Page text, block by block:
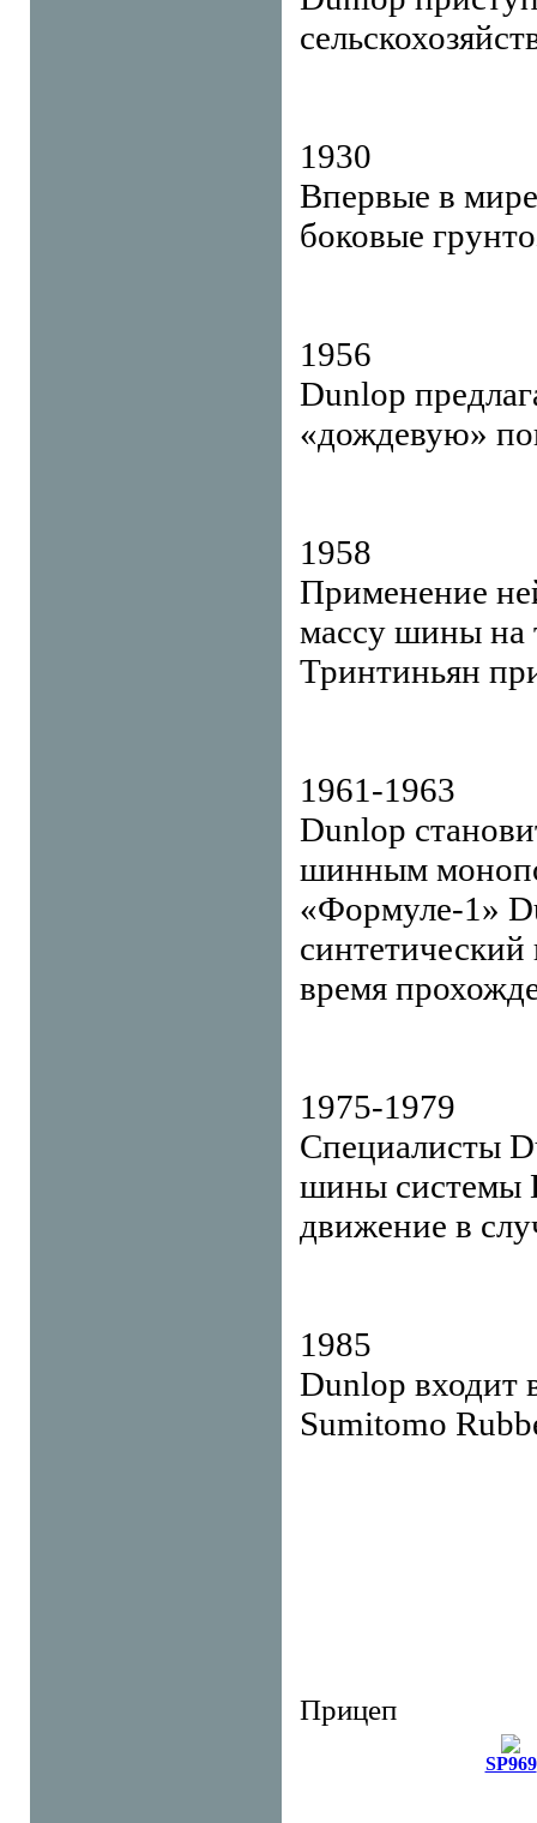
1930
Впервые в
боковые
1956
Dunlop
«дождевую»
1958
Применение
массу шины на
Тринтиньян
1961-1963
Dunlop
шинным
«Формуле-1»
синтетический
время
1975-1979
Специалисты
шины системы
движение в
1985
Dunlop входит
Sumitomo
Прицеп
SP969